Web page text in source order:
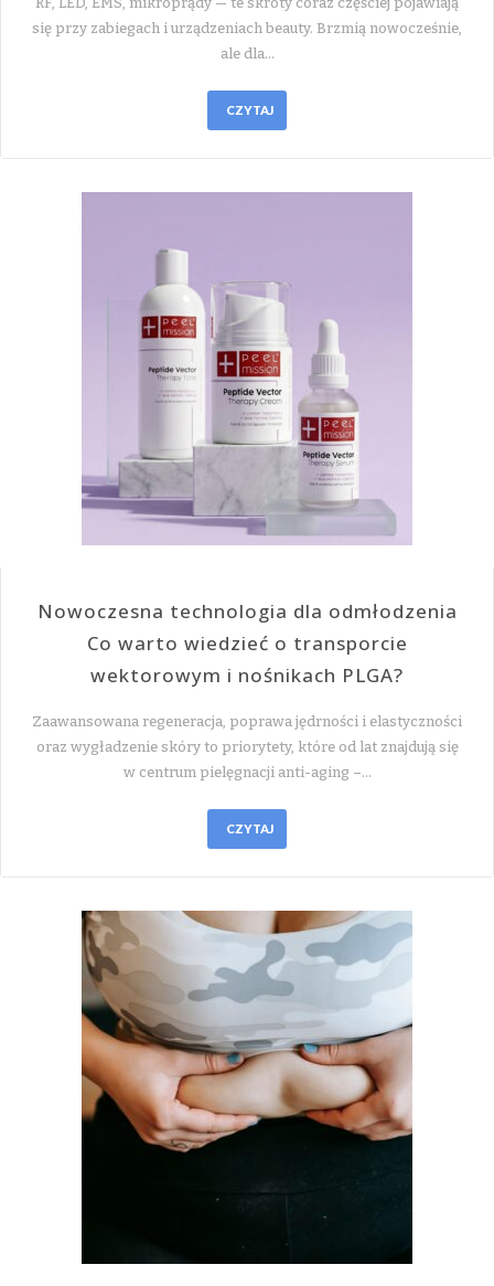
się przy zabiegach i urządzeniach beauty. Brzmią nowocześnie,
ale dla…
CZYTAJ
Nowoczesna technologia dla odmłodzenia
Co warto wiedzieć o transporcie
wektorowym i nośnikach PLGA?
Zaawansowana regeneracja, poprawa jędrności i elastyczności
oraz wygładzenie skóry to priorytety, które od lat znajdują się
w centrum pielęgnacji anti-aging –…
CZYTAJ